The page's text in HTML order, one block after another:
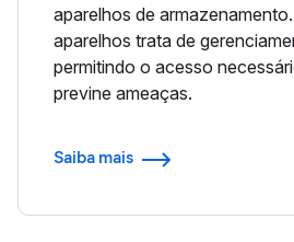
aparelhos de
aparelhos trata de
permitindo o acesso
previne ameaças.
Saiba mais